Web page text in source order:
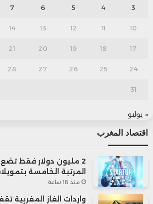
3
4
5
6
7
10
11
12
13
14
17
18
19
20
21
24
25
26
27
28
31
« يوليو
اقتصاد المغرب
2 مليون دولار فقط
المرتبة الخامسة
منذ 18 ساعة